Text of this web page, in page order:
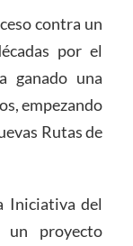
contra un
por el
ganado una
empezando
Rutas de
Iniciativa del
proyecto